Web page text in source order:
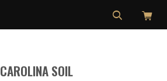
CAROLINA SOIL